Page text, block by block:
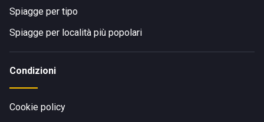
Spiagge per tipo
Spiagge per località più popolari
Condizioni
Cookie policy